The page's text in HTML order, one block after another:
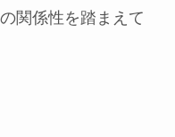
関係性を踏まえて